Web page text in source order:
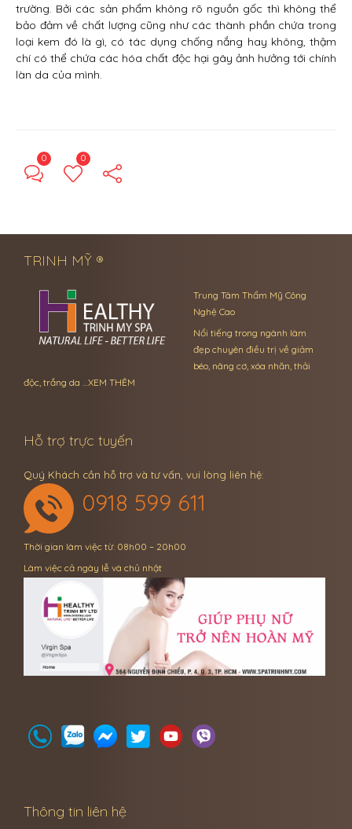
trường. Bởi các sản phẩm không rõ nguồn gốc thì không thể
bảo đảm về chất lượng cũng như các thành phần chứa trong
loại kem đó là gì, có tác dụng chống nắng hay không, thậm
chí có thể chứa các hóa chất độc hại gây ảnh hưởng tới chính
làn da của mình.
0 0
TRINH MỸ ®
Trung Tâm Thẩm Mỹ Công
Nghệ Cao
Nổi tiếng trong ngành làm
đẹp chuyên điều trị về giảm
béo, nâng cơ, xóa nhăn, thải
độc, trắng da …XEM THÊM
Hỗ trợ trực tuyến
Quý Khách cần hỗ trợ và tư vấn, vui lòng liên hệ:
0918 599 611
Thời gian làm việc từ: 08h00 – 20h00
Làm việc cả ngày lễ và chủ nhật
Thông tin liên hệ